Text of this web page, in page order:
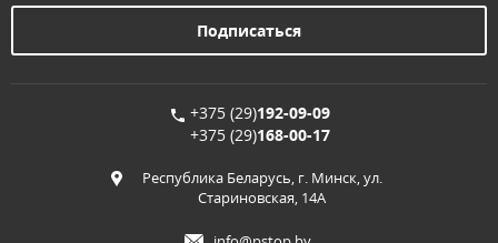
+375 (29)192-09-09
+375 (29)168-00-17
Республика Беларусь, г. Минск, ул.
Стариновская, 14А